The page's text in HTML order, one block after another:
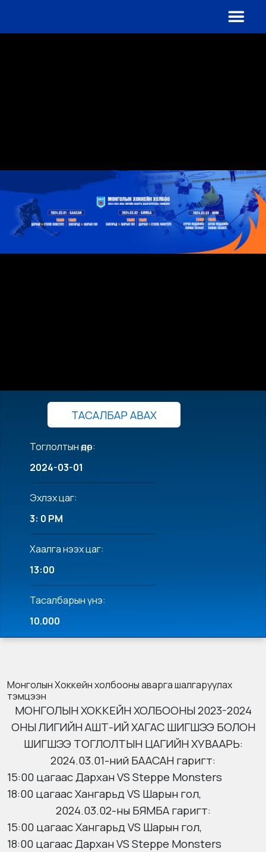
ТАСАЛБАР АВАХ
Тоглолтын өдөр:
2024-03-01
Эхлэх цаг:
3: 0 PM
Хаалга нээх цаг:
13:00
Тасалбарын үнэ:
10.000
Монголын Хоккейн холбооны аварга шалгаруулах
тэмцээн
МОНГОЛЫН ХОККЕЙН ХОЛБООНЫ 2023-2024
ОНЫ ЛИГИЙН АШТ-ИЙ ХАГАС ШИГШЭЭ БОЛОН
ШИГШЭЭ ТОГЛОЛТЫН ЦАГИЙН ХУВААРЬ:
2024.03.01-ний БААСАН гаригт:
15:00 цагаас Дархан VS Steppe Monsters
18:00 цагаасХангарьд VS Шарын гол,
2024.03.02-ны БЯМБА гаригт:
15:00 цагаасХангарьд VS Шарын гол,
18:00 цагаасДархан VS Steppe Monsters